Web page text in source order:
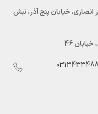
انصاری، خیابان پنج آذر، نبش
46